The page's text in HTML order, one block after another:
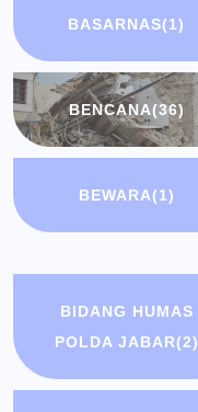
BASARNAS(1)
BENCANA(36)
BEWARA(1)
BIDANG HUMAS
POLDA JABAR(2)